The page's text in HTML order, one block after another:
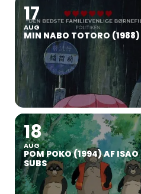
17
AUG
MIN NABO TOTORO
18
AUG
POM POKO (1994) AF
SUBS